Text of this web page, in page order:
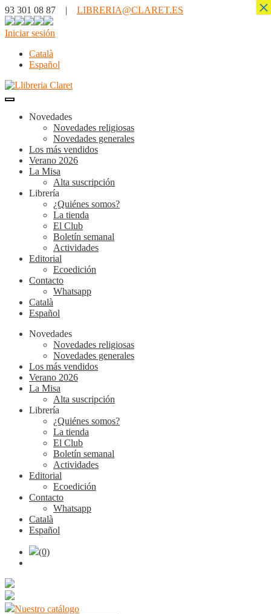
93 301 08 87 | LIBRERIA@CLARET.ES
Iniciar sesión
Català
Español
Novedades
Novedades religiosas
Novedades generales
Los más vendidos
Verano 2026
La Misa
Alta suscripción
Librería
¿Quiénes somos?
La tienda
El Club
Boletín semanal
Actividades
Editorial
Ecoedición
Contacto
Whatsapp
Català
Español
Novedades
Novedades religiosas
Novedades generales
Los más vendidos
Verano 2026
La Misa
Alta suscripción
Librería
¿Quiénes somos?
La tienda
El Club
Boletín semanal
Actividades
Editorial
Ecoedición
Contacto
Whatsapp
Català
Español
(0)
Nuestro catálogo
×